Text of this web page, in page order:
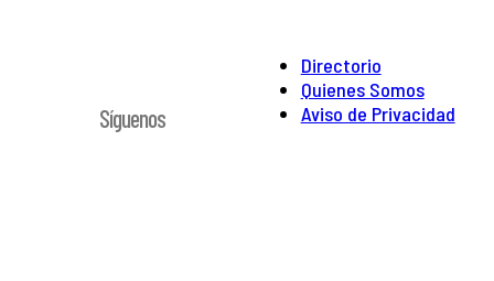
Directorio
Quienes Somos
Aviso de Privacidad
Síguenos